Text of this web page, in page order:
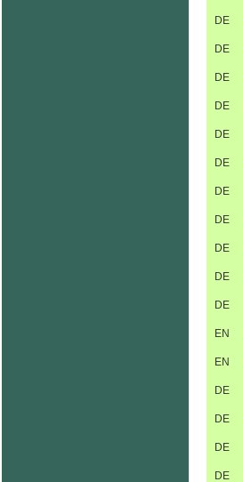
DE
DE
DE
DE
DE
DE
DE
DE
DE
DE
DE
EN
EN
DE
DE
DE
DE